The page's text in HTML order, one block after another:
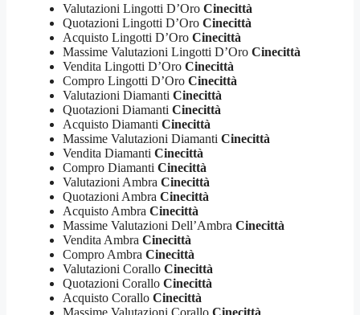
Valutazioni Lingotti D’Oro Cinecittà
Quotazioni Lingotti D’Oro Cinecittà
Acquisto Lingotti D’Oro Cinecittà
Massime Valutazioni Lingotti D’Oro Cinecittà
Vendita Lingotti D’Oro Cinecittà
Compro Lingotti D’Oro Cinecittà
Valutazioni Diamanti Cinecittà
Quotazioni Diamanti Cinecittà
Acquisto Diamanti Cinecittà
Massime Valutazioni Diamanti Cinecittà
Vendita Diamanti Cinecittà
Compro Diamanti Cinecittà
Valutazioni Ambra Cinecittà
Quotazioni Ambra Cinecittà
Acquisto Ambra Cinecittà
Massime Valutazioni Dell’Ambra Cinecittà
Vendita Ambra Cinecittà
Compro Ambra Cinecittà
Valutazioni Corallo Cinecittà
Quotazioni Corallo Cinecittà
Acquisto Corallo Cinecittà
Massime Valutazioni Corallo Cinecittà